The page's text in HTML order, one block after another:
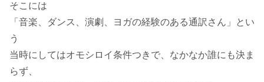
そこには
「音楽、ダンス、演劇、ヨガの経験のある通訳さん」とい
う
当時にしてはオモシロイ条件つきで、なかなか誰にも決ま
らず、